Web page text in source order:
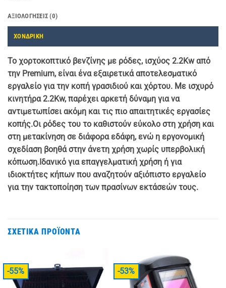
ΑΞΙΟΛΟΓΉΣΕΙΣ (0)
ΧΟΝΔΡΙΚΗ
Το χορτοκοπτικό βενζίνης με ρόδες, ισχύος 2.2Kw από
την Premium, είναι ένα εξαιρετικά αποτελεσματικό
εργαλείο για την κοπή γρασιδιού και χόρτου. Με ισχυρό
κινητήρα 2.2Kw, παρέχει αρκετή δύναμη για να
αντιμετωπίσει ακόμη και τις πιο απαιτητικές εργασίες
κοπής.Οι ρόδες του το καθιστούν εύκολο στη χρήση και
στη μετακίνηση σε διάφορα εδάφη, ενώ η εργονομική
σχεδίαση βοηθά στην άνετη χρήση χωρίς υπερβολική
κόπωση.Ιδανικό για επαγγελματική χρήση ή για
ιδιοκτήτες κήπων που αναζητούν αξιόπιστο εργαλείο
για την τακτοποίηση των πρασίνων εκτάσεών τους.
ΣΧΕΤΙΚΆ ΠΡΟΪΌΝΤΑ
-55% -53%